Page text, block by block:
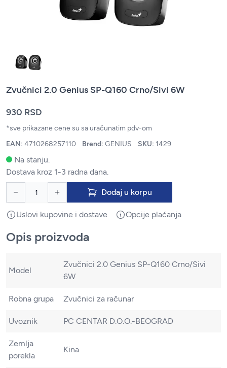
Zvučnici 2.0 Genius SP-Q160 Crno/Sivi 6W
930 RSD
*sve prikazane cene su sa uračunatim pdv-om
EAN: 4710268257110 Brend: GENIUS SKU: 1429
Na stanju.
Dostava kroz 1-3 radna dana.
Dodaj u korpu
Uslovi kupovine i dostave Opcije plaćanja
Opis proizvoda
Model
Zvučnici 2.0 Genius SP-Q160 Crno/Sivi
6W
Robna grupa Zvučnici za računar
Uvoznik PC CENTAR D.O.O.-BEOGRAD
Zemlja
porekla
Kina